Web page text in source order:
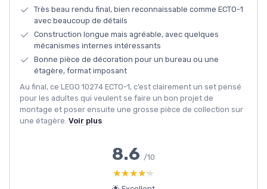
Très beau rendu final, bien reconnaissable comme ECTO-1
avec beaucoup de détails
Construction longue mais agréable, avec quelques
mécanismes internes intéressants
Bonne pièce de décoration pour un bureau ou une
étagère, format imposant
Au final, ce LEGO 10274 ECTO-1, c’est clairement un set pensé
pour les adultes qui veulent se faire un bon projet de
montage et poser ensuite une grosse pièce de collection sur
une étagère. Voir plus
8.6 /10
★★★★★
★★★★★